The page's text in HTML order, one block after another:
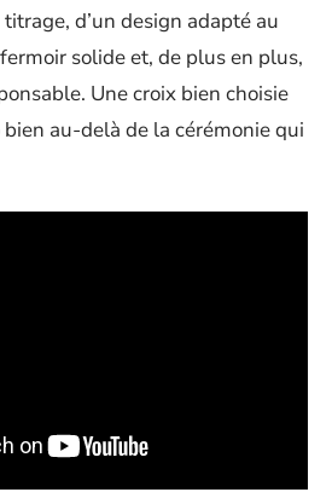
d’un design adapté au
solide et, de plus en plus,
Une croix bien choisie
au-delà de la cérémonie qui